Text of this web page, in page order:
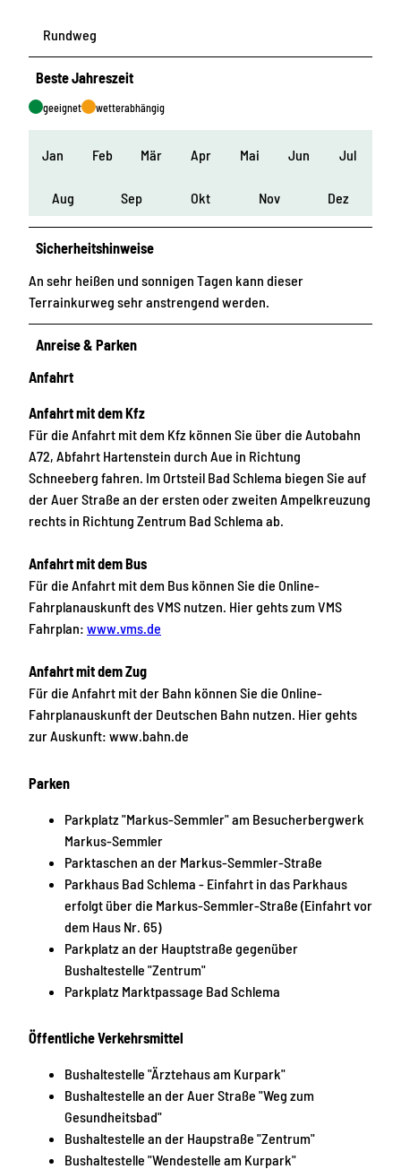
Rundweg
Beste Jahreszeit
geeignet wetterabhängig
Jan Feb Mär Apr Mai Jun Jul
Aug Sep Okt Nov Dez
Sicherheitshinweise
An sehr heißen und sonnigen Tagen kann dieser
Terrainkurweg sehr anstrengend werden.
Anreise & Parken
Anfahrt
Anfahrt mit dem Kfz
Für die Anfahrt mit dem Kfz können Sie über die Autobahn
A72, Abfahrt Hartenstein durch Aue in Richtung
Schneeberg fahren. Im Ortsteil Bad Schlema biegen Sie auf
der Auer Straße an der ersten oder zweiten Ampelkreuzung
rechts in Richtung Zentrum Bad Schlema ab.
Anfahrt mit dem Bus
Für die Anfahrt mit dem Bus können Sie die Online-
Fahrplanauskunft des VMS nutzen. Hier gehts zum VMS
Fahrplan: www.vms.de
Anfahrt mit dem Zug
Für die Anfahrt mit der Bahn können Sie die Online-
Fahrplanauskunft der Deutschen Bahn nutzen. Hier gehts
zur Auskunft: www.bahn.de
Parken
Parkplatz "Markus-Semmler" am Besucherbergwerk
Markus-Semmler
Parktaschen an der Markus-Semmler-Straße
Parkhaus Bad Schlema - Einfahrt in das Parkhaus
erfolgt über die Markus-Semmler-Straße (Einfahrt vor
dem Haus Nr. 65)
Parkplatz an der Hauptstraße gegenüber
Bushaltestelle "Zentrum"
Parkplatz Marktpassage Bad Schlema
Öffentliche Verkehrsmittel
Bushaltestelle "Ärztehaus am Kurpark"
Bushaltestelle an der Auer Straße "Weg zum
Gesundheitsbad"
Bushaltestelle an der Haupstraße "Zentrum"
Bushaltestelle "Wendestelle am Kurpark"